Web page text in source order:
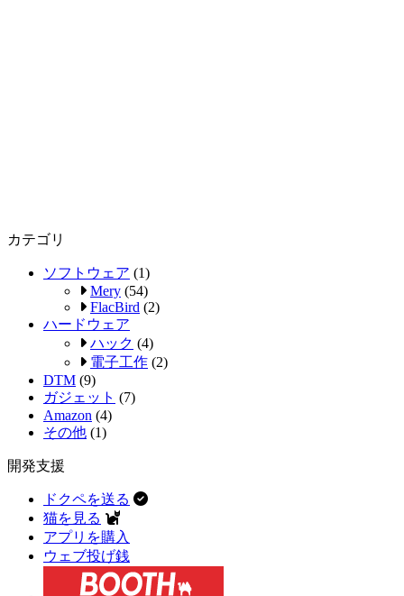
カテゴリ
ソフトウェア (1)
Mery (54)
FlacBird (2)
ハードウェア
ハック (4)
電子工作 (2)
DTM (9)
ガジェット (7)
Amazon (4)
その他 (1)
開発支援
ドクペを送る
猫を見る
アプリを購入
ウェブ投げ銭